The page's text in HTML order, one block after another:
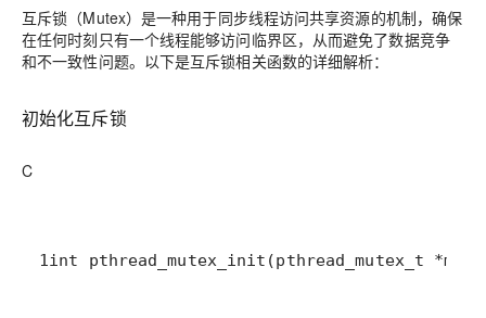
互斥锁（Mutex）是一种用于同步线程访问共享资源的机制，确保
在任何时刻只有一个线程能够访问临界区，从而避免了数据竞争
和不一致性问题。以下是互斥锁相关函数的详细解析：
初始化互斥锁
C
1int pthread_mutex_init(pthread_mutex_t